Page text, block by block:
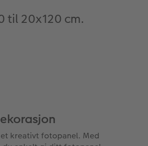
til 20x120 cm.
kreativt fotopanel. Med